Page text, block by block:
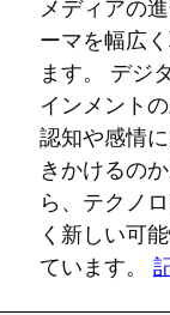
メディアの
ーマを幅広
ます。 デジ
インメント
認知や感情
きかけるの
ら、テクノ
く新しい可
ています。